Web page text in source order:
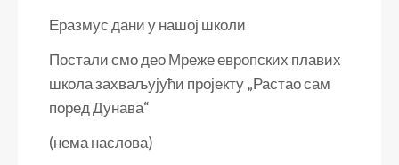
Еразмус дани у нашој школи
Постали смо део Мреже европских плавих
школа захваљујући пројекту „Растао сам
поред Дунава“
(нема наслова)